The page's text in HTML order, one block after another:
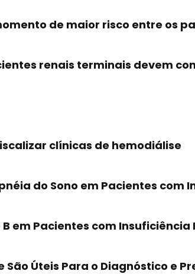
de maior risco entre os
renais terminais devem
clínicas de hemodiálise
do Sono em Pacientes com
em Pacientes com Insuficiência
Úteis Para o Diagnóstico e